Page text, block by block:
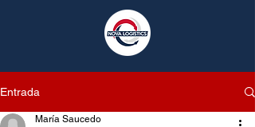
Entrada
María Saucedo